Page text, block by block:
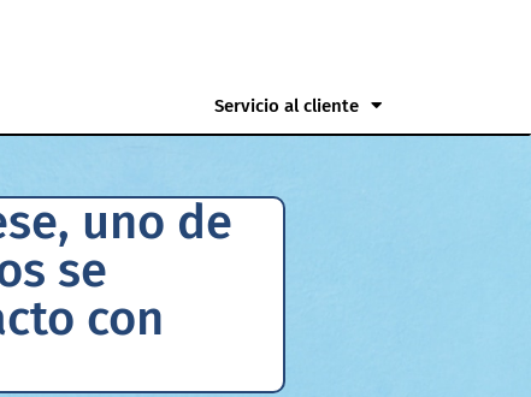
Servicio al cliente
uno de
se
con